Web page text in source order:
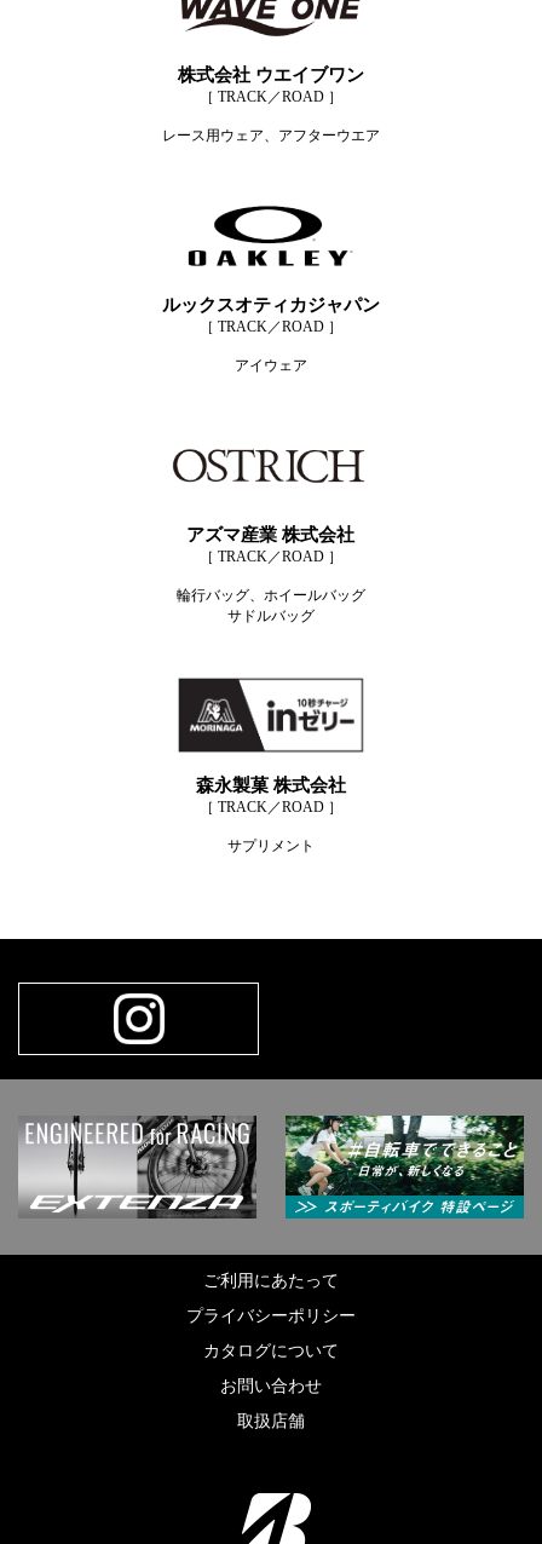
株式会社 ウエイブワン
［ TRACK／ROAD ］
レース用ウェア、アフターウエア
ルックスオティカジャパン
［ TRACK／ROAD ］
アイウェア
アズマ産業 株式会社
［ TRACK／ROAD ］
輪行バッグ、ホイールバッグ
サドルバッグ
森永製菓 株式会社
［ TRACK／ROAD ］
サプリメント
ご利用にあたって
プライバシーポリシー
カタログについて
お問い合わせ
取扱店舗